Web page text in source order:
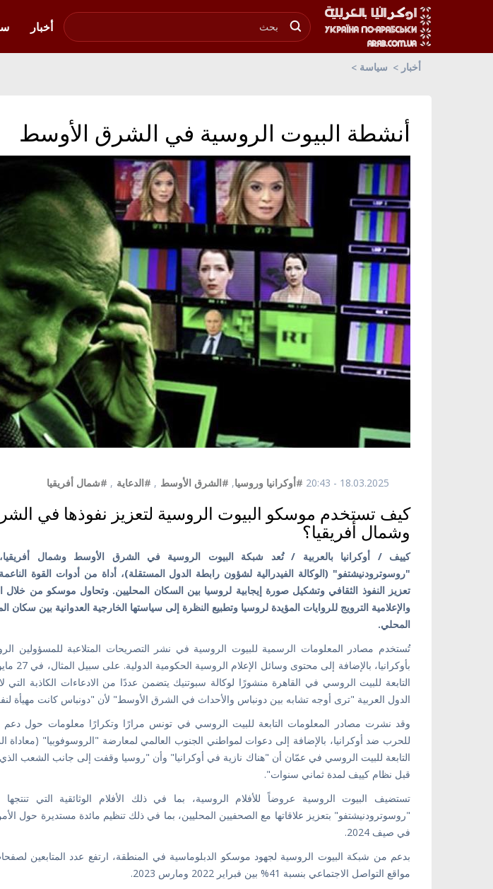
أخبار
أخبار سياسة
أنشطة البيوت الروسية في الشرق الأوسط
18.03.2025 - 20:43 #أوكرانيا وروسيا, #الشرق الأوسط , #الدعاية , #شمال أفريقيا
كيف تستخدم موسكو البيوت الروسية لتعزيز نفوذها في
وشمال أفريقيا؟
كييف / أوكرانيا بالعربية / تُعد شبكة البيوت الروسية في الشرق الأوسط وشمال
"روسوترودنيشتفو" (الوكالة الفيدرالية لشؤون رابطة الدول المستقلة)، أداة من أدوات القوة
تعزيز النفوذ الثقافي وتشكيل صورة إيجابية لروسيا بين السكان المحليين. وتحاول موسكو من خلال
والإعلامية الترويج للروايات المؤيدة لروسيا وتطبيع النظرة إلى سياستها الخارجية العدوانية بين سكان
المحلي.
تُستخدم مصادر المعلومات الرسمية للبيوت الروسية في نشر التصريحات المتلاعبة للمسؤولين
التابعة للبيت الروسي في القاهرة منشورًا لوكالة سبوتنيك يتضمن عددًا من الادعاءات الكاذبة
الدول العربية "ترى أوجه تشابه بين دونباس والأحداث في الشرق الأوسط" لأن "دونباس كانت مهيأة
وقد نشرت مصادر المعلومات التابعة للبيت الروسي في تونس مرارًا وتكرارًا معلومات حول دعم
للحرب ضد أوكرانيا، بالإضافة إلى دعوات لمواطني الجنوب العالمي لمعارضة "الروسوفوبيا"
التابعة للبيت الروسي في عمّان أن "هناك نازية في أوكرانيا" وأن "روسيا وقفت إلى جانب الشعب
قبل نظام كييف لمدة ثماني سنوات".
تستضيف البيوت الروسية عروضاً للأفلام الروسية، بما في ذلك الأفلام الوثائقية التي
"روسوترودنيشتفو" بتعزيز علاقاتها مع الصحفيين المحليين، بما في ذلك تنظيم مائدة مستديرة حول
في صيف 2024.
بدعم من شبكة البيوت الروسية لجهود موسكو الدبلوماسية في المنطقة، ارتفع عدد المتابعين
مواقع التواصل الاجتماعي بنسبة 41% بين فبراير 2022 ومارس 2023.